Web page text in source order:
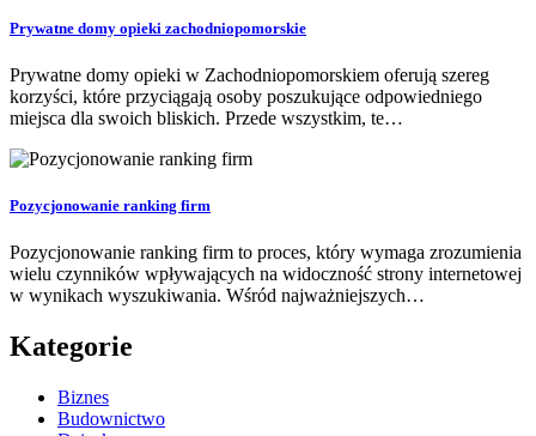
Prywatne domy opieki zachodniopomorskie
Prywatne domy opieki w Zachodniopomorskiem oferują szereg
korzyści, które przyciągają osoby poszukujące odpowiedniego
miejsca dla swoich bliskich. Przede wszystkim, te…
Pozycjonowanie ranking firm
Pozycjonowanie ranking firm to proces, który wymaga zrozumienia
wielu czynników wpływających na widoczność strony internetowej
w wynikach wyszukiwania. Wśród najważniejszych…
Kategorie
Biznes
Budownictwo